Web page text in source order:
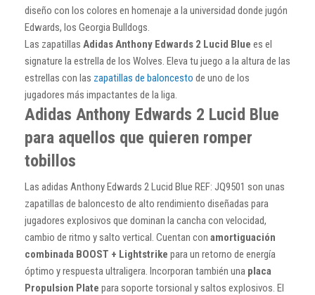
diseño con los colores en homenaje a la universidad donde jugón
Edwards, los Georgia Bulldogs.
Las zapatillas Adidas Anthony Edwards 2 Lucid Blue es el
signature la estrella de los Wolves. Eleva tu juego a la altura de las
estrellas con las zapatillas de baloncesto de uno de los
jugadores más impactantes de la liga.
Adidas Anthony Edwards 2 Lucid Blue
para aquellos que quieren romper
tobillos
Las adidas Anthony Edwards 2 Lucid Blue REF: JQ9501 son unas
zapatillas de baloncesto de alto rendimiento diseñadas para
jugadores explosivos que dominan la cancha con velocidad,
cambio de ritmo y salto vertical. Cuentan con amortiguación
combinada BOOST + Lightstrike para un retorno de energía
óptimo y respuesta ultraligera. Incorporan también una placa
Propulsion Plate para soporte torsional y saltos explosivos. El